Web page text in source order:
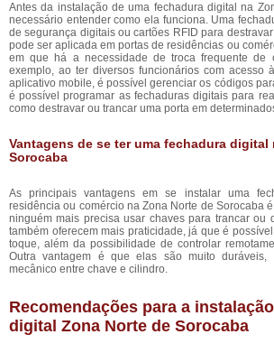
Antes da instalação de uma fechadura digital na
necessário entender como ela funciona. Uma
de segurança digitais ou cartões RFID para
pode ser aplicada em portas de residências ou
em que há a necessidade de troca frequente de
exemplo, ao ter diversos funcionários com acesso
aplicativo mobile, é possível gerenciar os códigos
é possível programar as fechaduras digitais para
como destravar ou trancar uma porta em
Vantagens de se ter uma fechadura digital
Sorocaba
As principais vantagens em se instalar uma
residência ou comércio na Zona Norte de Sorocaba
ninguém mais precisa usar chaves para trancar ou
também oferecem mais praticidade, já que é
toque, além da possibilidade de controlar
Outra vantagem é que elas são muito
mecânico entre chave e cilindro.
Recomendações para a
digital Zona Norte de Sorocaba